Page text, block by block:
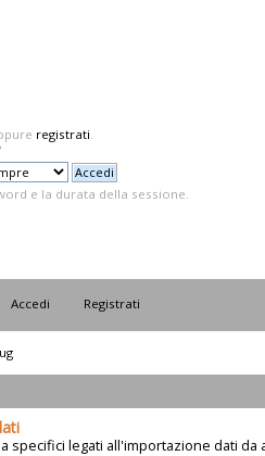
registrati.
e la durata della sessione.
Accedi Registrati
specifici legati all'importazione dati da